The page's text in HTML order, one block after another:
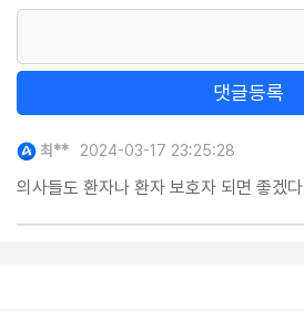
댓글등록
최** 2024-03-17 23:25:28
의사들도 환자나 환자 보호자 되면 좋겠다